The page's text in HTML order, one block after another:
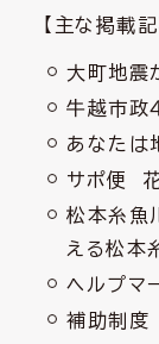
【主な掲載記
大町地震
牛越市政
あなたは
サポ便
松本糸魚
える松本
ヘルプマ
補助制度